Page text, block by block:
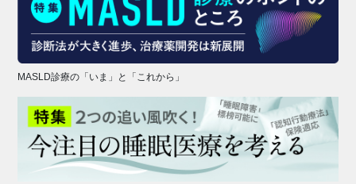
MASLD診療の「いま」と「これから」